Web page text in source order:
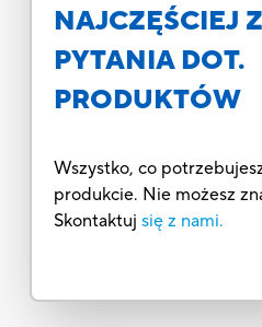
NAJCZĘŚCIEJ
PYTANIA DOT.
PRODUKTÓW
Wszystko, co
produkcie. Nie możesz
Skontaktuj się z nami.